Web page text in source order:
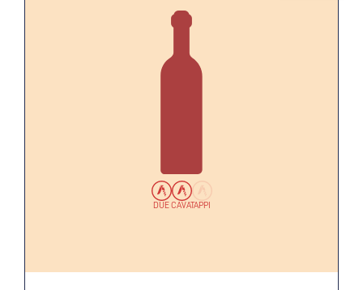
DUE CAVATAPPI